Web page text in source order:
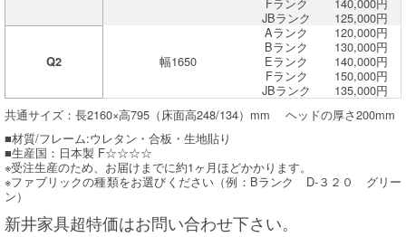
Fランク
140,000円
JBランク
125,000円
Q2 幅1650
Aランク
120,000円
Bランク
130,000円
Eランク
140,000円
Fランク
150,000円
JBランク
135,000円
共通サイズ：長2160×高795（床面高248/134）mm ヘッドの厚さ200mm
■材質/フレーム:ウレタン・合板・生地貼り
■生産国：日本製 F☆☆☆☆
※受注生産のため、お届けまでに約1ヶ月ほどかかります。
※ファブリックの種類をお選びください（例：Bランク D-３２０ グリー
ン）
新井家具超特価はお問い合わせ下さい。